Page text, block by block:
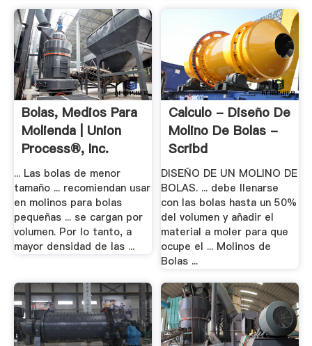
Bolas, Medios Para
Molienda | Union
Process®, Inc.
... Las bolas de menor
tamaño ... recomiendan usar
en molinos para bolas
pequeñas ... se cargan por
volumen. Por lo tanto, a
mayor densidad de las ...
Calculo - Diseño De
Molino De Bolas -
Scribd
DISEÑO DE UN MOLINO DE
BOLAS. ... debe llenarse
con las bolas hasta un 50%
del volumen y añadir el
material a moler para que
ocupe el ... Molinos de
Bolas ...